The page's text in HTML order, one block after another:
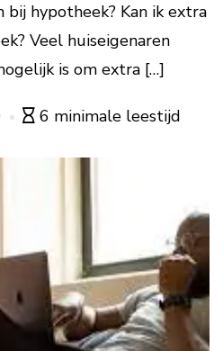
bij hypotheek? Kan ik extra
Veel huiseigenaren
is om extra […]
6 minimale leestijd